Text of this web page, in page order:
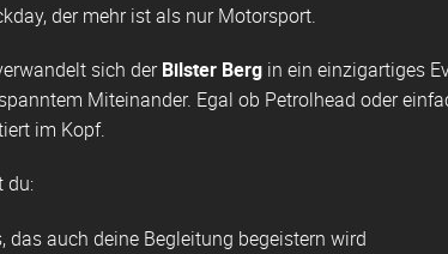
der mehr ist als nur Motorsport.
sich derBilster Bergin ein einzigartiges
Miteinander. Egal ob Petrolhead oder
im Kopf.
du:
das auch deine Begleitung begeistern wird